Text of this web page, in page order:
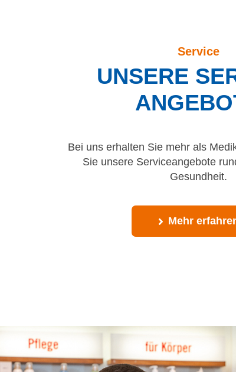
Service
UNSERE
Bei uns erhalten Sie mehr als
Sie unsere Serviceangebote
Gesundheit.
Mehr